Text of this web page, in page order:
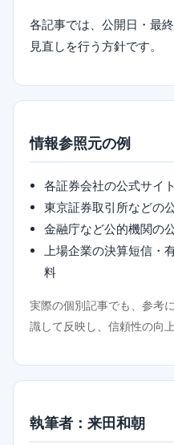
各記事では、公開日・最
見直しを行う方針です。
情報参照元の例
各証券会社の公式サイト
東京証券取引所などの
金融庁など公的機関の
上場企業の決算短信・
料
実際の個別記事でも、参考
識して反映し、信頼性の向
執筆者：来田和朝